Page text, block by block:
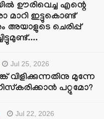
ഊരിവെച്ച എന്റെ
മാറി ഇട്ടുകൊണ്ട്
അയാളുടെ ചെരിപ്പ്
Jul 25, 2026
മുന്നേ
പറ്റുമോ?
Jul 22, 2026